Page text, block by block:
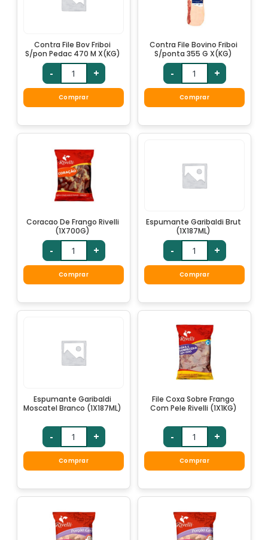
Contra File Bov Friboi
S/pon Pedac 470 M X(KG)
- +
Comprar
Contra File Bovino Friboi
S/ponta 355 G X(KG)
- +
Comprar
Coracao De Frango Rivelli
(1X700G)
- +
Comprar
Espumante Garibaldi Brut
(1X187ML)
- +
Comprar
Espumante Garibaldi
Moscatel Branco (1X187ML)
- +
Comprar
File Coxa Sobre Frango
Com Pele Rivelli (1X1KG)
- +
Comprar